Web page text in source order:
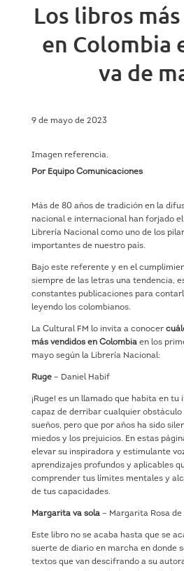
Los libros
en Colombia
va de
9 de mayo de 2023
Imagen referencia.
Por Equipo Comunicaciones
Más de 80 años de tradición en la
nacional e internacional han forjado
Librería Nacional como uno de los
importantes de nuestro país.
Bajo este referente y en el
siempre de las letras una tendencia,
constantes publicaciones para
leyendo los colombianos.
La Cultural FM lo invita a conocer
más vendidos en Colombiaen los
mayo según la Librería Nacional:
Ruge– Daniel Habif
¡Ruge! es un llamado que habita en
capaz de derribar cualquier
sueños, pero que por años ha sido
miedos y los prejuicios. En estas
elevar su inspiradora y estimulante
aprendizajes profundos y aplicables
comprender tus límites mentales y
de tus capacidades.
Margarita va sola– Margarita Rosa de
Este libro no se acaba hasta que se
suerte de diario en marcha en donde
textos que van descifrando a su